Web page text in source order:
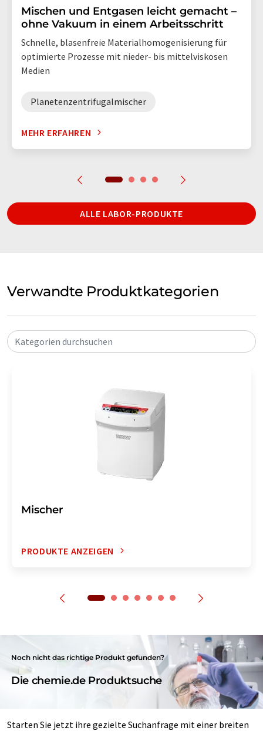
Mischen und Entgasen leicht gemacht –
ohne Vakuum in einem Arbeitsschritt
Schnelle, blasenfreie Materialhomogenisierung für
optimierte Prozesse mit nieder- bis mittelviskosen
Medien
Planetenzentrifugalmischer
MEHR ERFAHREN
ALLE LABOR-PRODUKTE
Verwandte Produktkategorien
Kategorien durchsuchen
Mischer
PRODUKTE ANZEIGEN
Noch nicht das richtige Produkt gefunden?
Die chemie.de Produktsuche
Starten Sie jetzt ihre gezielte Suchanfrage mit einer breiten